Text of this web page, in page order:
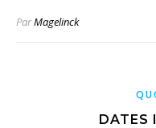
ParMagelinck
DATES